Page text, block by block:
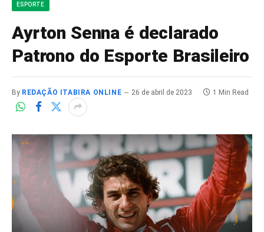
ESPORTE
Ayrton Senna é declarado
Patrono do Esporte Brasileiro
By REDAÇÃO ITABIRA ONLINE 26 de abril de 2023 1 Min Read